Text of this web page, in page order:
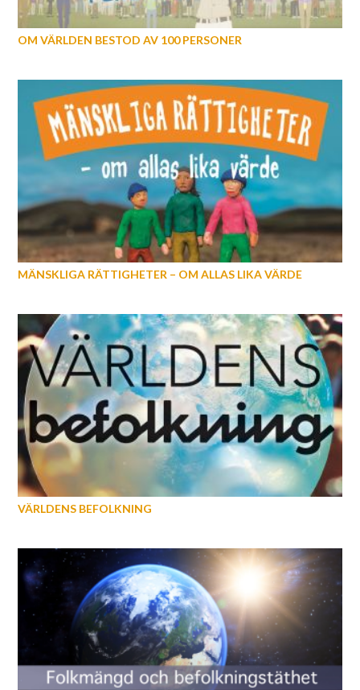
OM VÄRLDEN BESTOD AV 100 PERSONER
MÄNSKLIGA RÄTTIGHETER – OM ALLAS LIKA VÄRDE
VÄRLDENS BEFOLKNING